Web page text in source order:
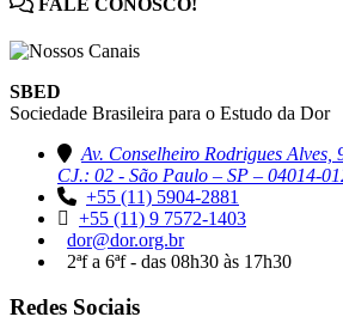
SBED
Sociedade Brasileira para o Estudo da Dor
Av. Conselheiro Rodrigues Alves,
CJ.: 02 - São Paulo – SP – 04014-
+55 (11) 5904-2881
+55 (11) 9 7572-1403
dor@dor.org.br
2ªf a 6ªf - das 08h30 às 17h30
Redes Sociais